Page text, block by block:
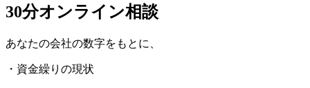
30分オンライン相談
あなたの会社の数字をもとに、
・資金繰りの現状